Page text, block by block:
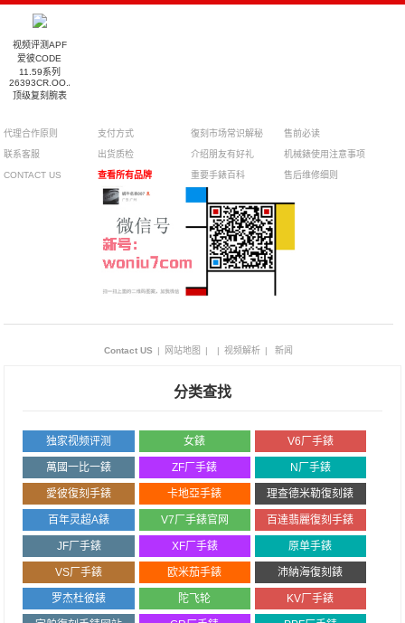
视频评测APF
爱彼CODE
11.59系列
26393CR.OO.A008KB.01
顶级复刻腕表
代理合作原则
联系客服
CONTACT US
支付方式
出货质检
查看所有品牌
復刻市场常识解秘
介绍朋友有好礼
重要手錶百科
售前必读
机械錶使用注意事项
售后维修细则
Contact US | 网站地图 | | 视频解析 | 新闻
分类查找
独家视频评测 女錶 V6厂手錶
萬國一比一錶 ZF厂手錶 N厂手錶
愛彼復刻手錶 卡地亞手錶 理查德米勒復刻錶
百年灵超A錶 V7厂手錶官网 百達翡麗復刻手錶
JF厂手錶 XF厂手錶 原单手錶
VS厂手錶 欧米茄手錶 沛納海復刻錶
罗杰杜彼錶 陀飞轮 KV厂手錶